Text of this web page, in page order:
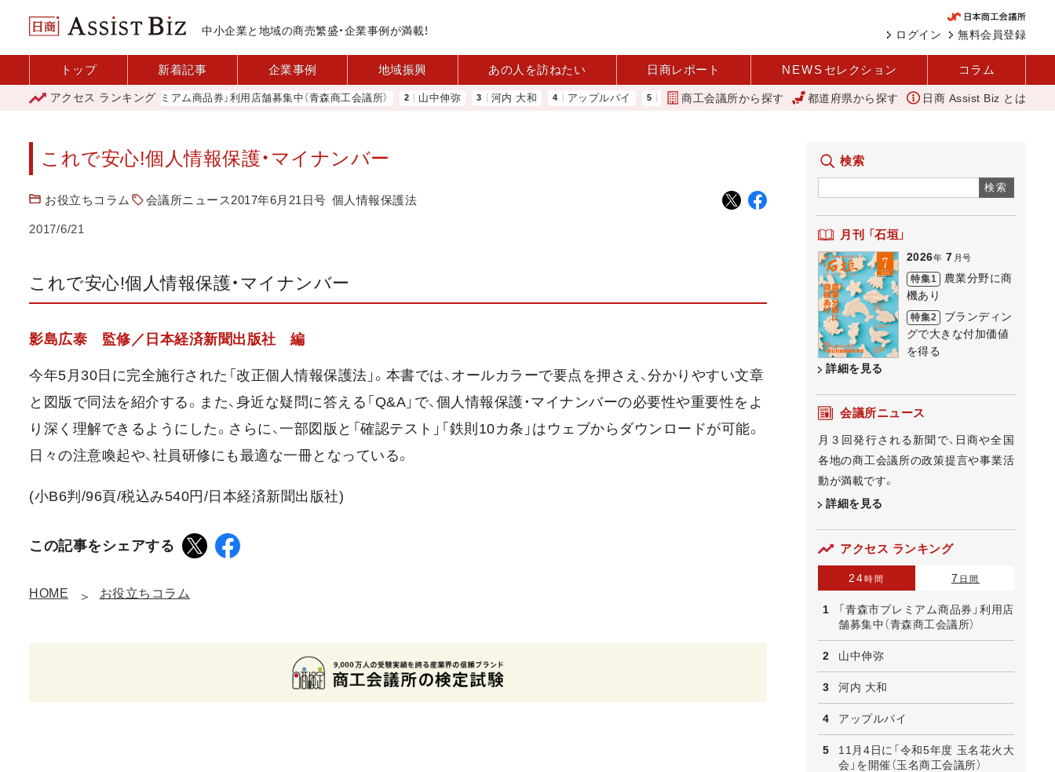
中小企業と地域の商売繁盛・企業事例が満載！ 無料会員登録
ログイン
トップ 新着記事 企業事例 地域振興 あの人を訪ねたい 日商レポート NEWS セレクション コラム
アクセス ランキング
「青森市プレミアム商品券」利用店舗募集中（青森商工会議所） 山中伸弥 河内 大和 アップルパイ 11月4日に「令和5年度 玉名花火大会」を開催（玉名商工会議所） 「あったらいいね
商工会議所から探す 都道府県から探す 日商 Assist Biz とは
これで安心!個人情報保護・マイナンバー
お役立ちコラム 会議所ニュース2017年6月21日号 個人情報保護法
2017/6/21
これで安心!個人情報保護・マイナンバー
影島広泰 監修／日本経済新聞出版社 編
今年5月30日に完全施行された「改正個人情報保護法」。本書では、オールカラーで要点を押さえ、分かりやすい文章
と図版で同法を紹介する。また、身近な疑問に答える「Q&A」で、個人情報保護・マイナンバーの必要性や重要性をよ
り深く理解できるようにした。さらに、一部図版と「確認テスト」「鉄則10カ条」はウェブからダウンロードが可能。
日々の注意喚起や、社員研修にも最適な一冊となっている。
(小B6判/96頁/税込み540円/日本経済新聞出版社)
この記事をシェアする
HOME お役立ちコラム
検索
検索
月刊 「石垣」
2026年 7 月号
特集1
農業分野に商
機あり
特集2
ブランディン
グで大きな付加価値
を得る
詳細を見る
会議所ニュース
月３回発行される新聞で、日商や全国
各地の商工会議所の政策提言や事業活
動が満載です。
詳細を見る
アクセス ランキング
24時間 7 日間
「青森市プレミアム商品券」利用店
舗募集中（青森商工会議所）
山中伸弥
河内 大和
アップルパイ
11月4日に「令和5年度 玉名花火大
会」を開催（玉名商工会議所）